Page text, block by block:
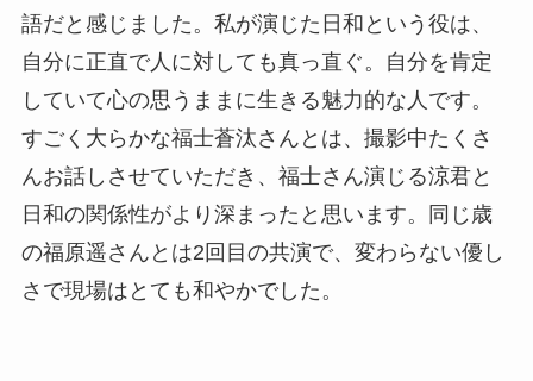
語だと感じました。私が演じた日和という役は、
自分に正直で人に対しても真っ直ぐ。自分を肯定
していて心の思うままに生きる魅力的な人です。
すごく大らかな福士蒼汰さんとは、撮影中たくさ
んお話しさせていただき、福士さん演じる涼君と
日和の関係性がより深まったと思います。同じ歳
の福原遥さんとは2回目の共演で、変わらない優し
さで現場はとても和やかでした。